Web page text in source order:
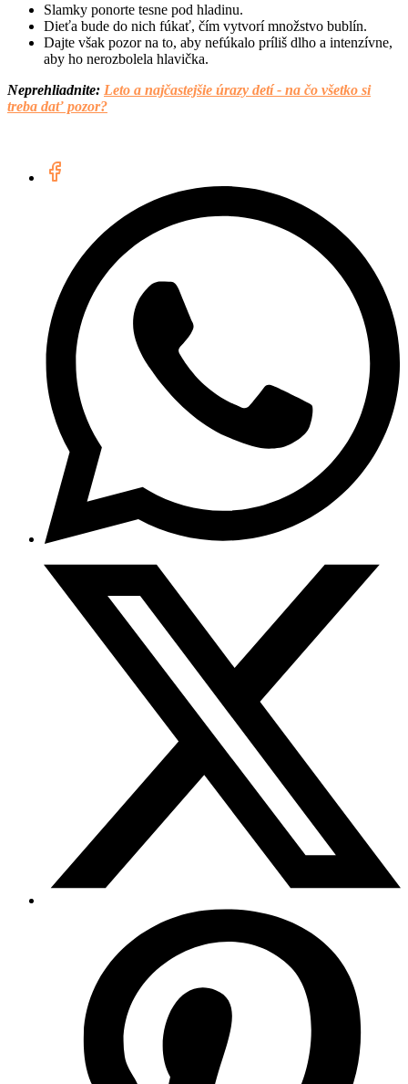
Slamky ponorte tesne pod hladinu.
Dieťa bude do nich fúkať, čím vytvorí množstvo bublín.
Dajte však pozor na to, aby nefúkalo príliš dlho a intenzívne,
aby ho nerozbolela hlavička.
Neprehliadnite: Leto a najčastejšie úrazy detí - na čo všetko si
treba dať pozor?